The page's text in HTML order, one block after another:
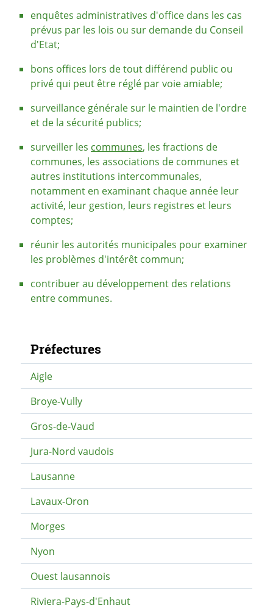
enquêtes administratives d'office dans les cas
prévus par les lois ou sur demande du Conseil
d'Etat;
bons offices lors de tout différend public ou
privé qui peut être réglé par voie amiable;
surveillance générale sur le maintien de l'ordre
et de la sécurité publics;
surveiller les communes, les fractions de
communes, les associations de communes et
autres institutions intercommunales,
notamment en examinant chaque année leur
activité, leur gestion, leurs registres et leurs
comptes;
réunir les autorités municipales pour examiner
les problèmes d'intérêt commun;
contribuer au développement des relations
entre communes.
Navigation secondaire
Préfectures
Aigle
Broye-Vully
Gros-de-Vaud
Jura-Nord vaudois
Lausanne
Lavaux-Oron
Morges
Nyon
Ouest lausannois
Riviera-Pays-d'Enhaut